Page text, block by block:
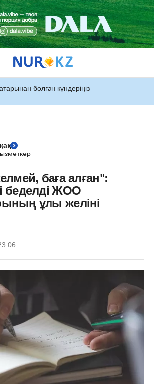
болған күндеріңіз
баға алған":
беделді ЖОО
ұлы желіні